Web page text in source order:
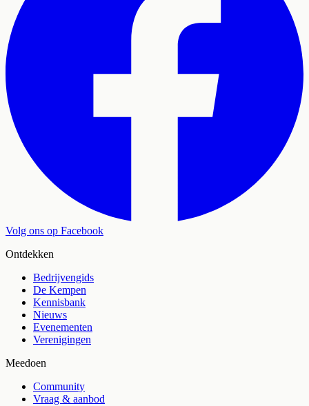
Volg ons op Facebook
Ontdekken
Bedrijvengids
De Kempen
Kennisbank
Nieuws
Evenementen
Verenigingen
Meedoen
Community
Vraag & aanbod